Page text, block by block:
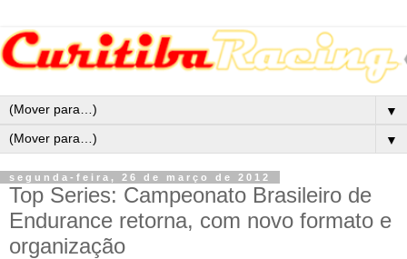
▼
▼
segunda-feira, 26 de março de 2012
Top Series: Campeonato Brasileiro de
Endurance retorna, com novo formato e
organização